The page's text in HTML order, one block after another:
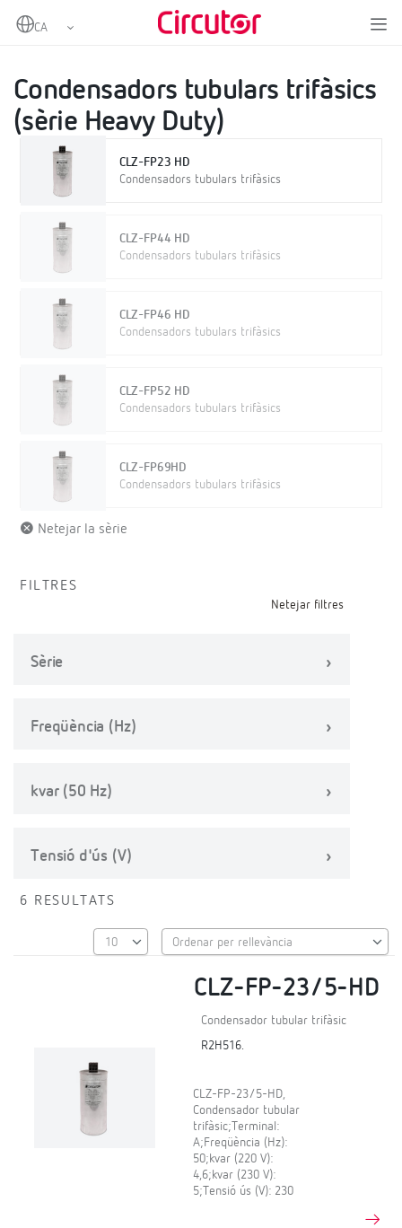
Home Condensadors i reactàncies, BT
Condensadors BT
Condensadors tubulars trifàsics
(sèrie Heavy Duty)
CLZ-FP23 HD
Condensadors tubulars trifàsics
CLZ-FP44 HD
Condensadors tubulars trifàsics
CLZ-FP46 HD
Condensadors tubulars trifàsics
CLZ-FP52 HD
Condensadors tubulars trifàsics
CLZ-FP69HD
Condensadors tubulars trifàsics
Netejar la sèrie
FILTRES
Netejar filtres
Sèrie
Freqüència (Hz)
kvar (50 Hz)
Tensió d'ús (V)
6 RESULTATS
CLZ-FP-23/5-HD
Condensador tubular trifàsic
R2H516.
CLZ-FP-23/5-HD,
Condensador tubular
trifàsic;Terminal:
A;Freqüència (Hz):
50;kvar (220 V):
4,6;kvar (230 V):
5;Tensió ús (V): 230